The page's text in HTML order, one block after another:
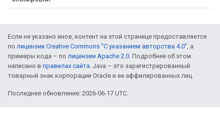
Если не указано иное, контент на этой странице предоставляется
по лицензии Creative Commons "С указанием авторства 4.0", а
примеры кода – по лицензии Apache 2.0. Подробнее об этом
написано в правилах сайта. Java – это зарегистрированный
товарный знак корпорации Oracle и ее аффилированных лиц.
Последнее обновление: 2026-06-17 UTC.